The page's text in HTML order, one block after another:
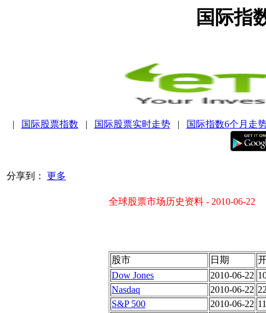
国际指
| 国际股票指数 | 国际股票实时走势| 国际指数6个月走
分享到： 更多
全球股票市场历史资料 - 2010-06-22
股市 日期
Dow Jones
2010-06-22
Nasdaq
2010-06-22
S&P 500
2010-06-22